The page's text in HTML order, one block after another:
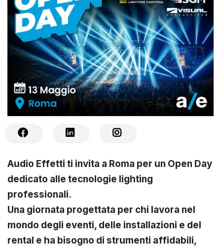
Audio Effetti ti invita a Roma per un Open Day
dedicato alle tecnologie lighting
professionali.
Una giornata progettata per chi lavora nel
mondo degli eventi, delle installazioni e del
rental e ha bisogno di strumenti affidabili,